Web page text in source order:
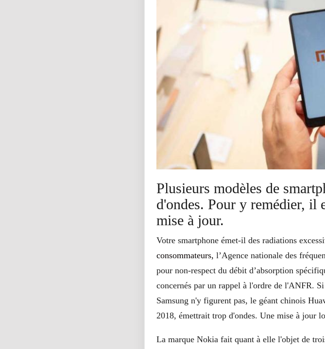
Plusieurs modèles de
d'ondes. Pour y remédier, il
mise à jour.
Votre smartphone émet-il des radiations
consommateurs, l’Agence nationale des
pour non-respect du débit d’absorption
concernés par un rappel à l'ordre de l'ANFR.
Samsung n'y figurent pas, le géant chinois
2018, émettrait trop d'ondes. Une mise à jour
La marque Nokia fait quant à elle l'objet de